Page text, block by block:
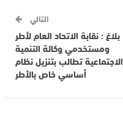
التالي
بلاغ : نقابة الاتحاد العام لأطر
ومستخدمي وكالة التنمية
الاجتماعية تطالب بتنزيل نظام
أساسي خاص بالأطر